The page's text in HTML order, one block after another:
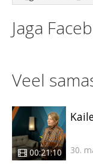
Jaga
Veel
00:21:10 30.